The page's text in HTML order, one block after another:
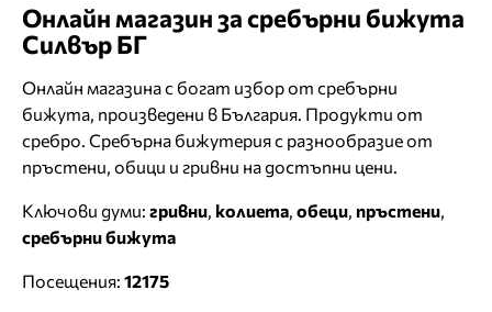
Онлайн магазин за сребърни бижута
Силвър БГ
Онлайн магазина с богат избор от сребърни
бижута, произведени в България. Продукти от
сребро. Сребърна бижутерия с разнообразие от
пръстени, обици и гривни на достъпни цени.
Ключови думи: гривни колиета обеци пръстени
сребърни бижута
Посещения: 12175